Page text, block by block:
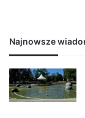
Najnowsze